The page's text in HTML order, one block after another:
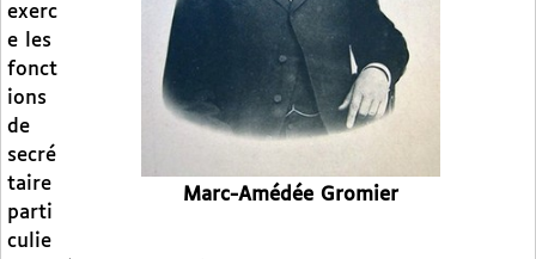
Marc-Amédée Gromier
exerc
e les
fonct
ions
de
secré
taire
parti
culie